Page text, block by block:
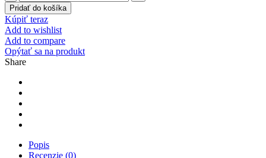
Pridať do košíka
Kúpiť teraz
Add to wishlist
Add to compare
Opýtať sa na produkt
Share
Popis
Recenzie (0)